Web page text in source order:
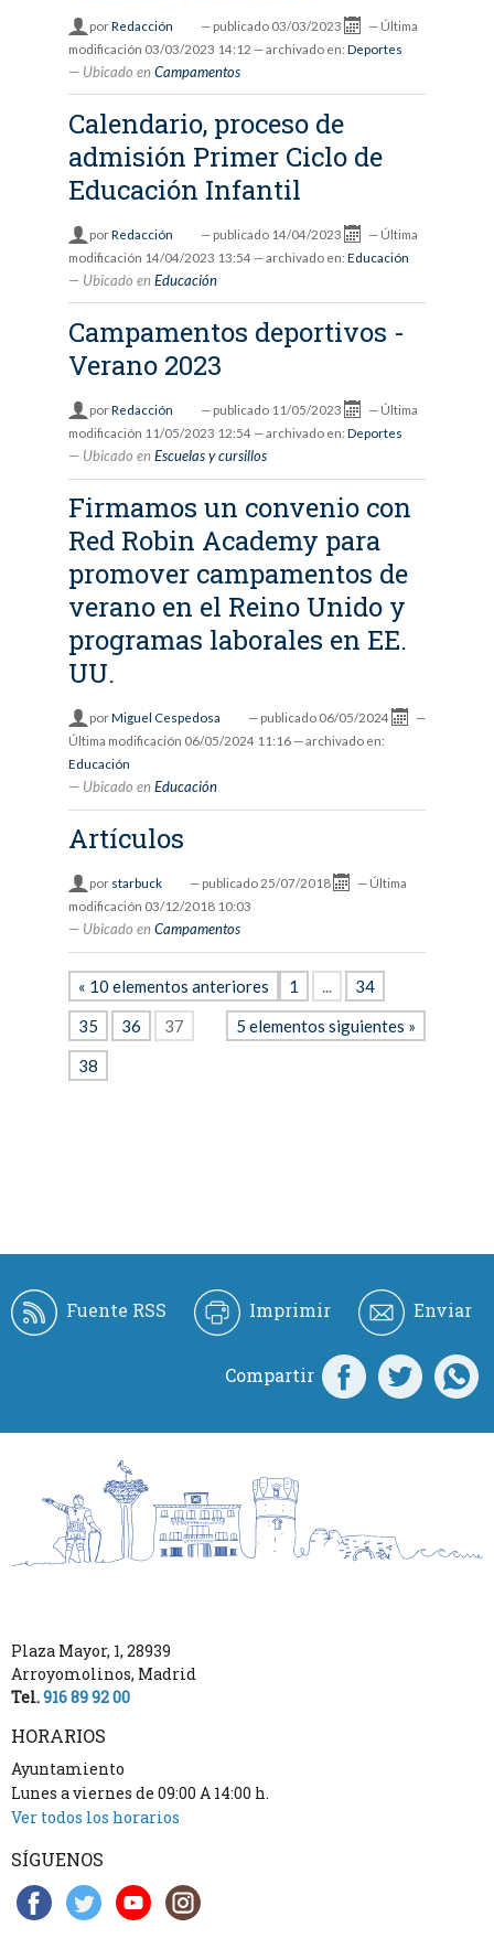
porRedacción — publicado 03/03/2023 — Última
modificación 03/03/2023 14:12 — archivado en: Deportes
Ubicado en Campamentos
Calendario, proceso de
admisión Primer Ciclo de
Educación Infantil
porRedacción — publicado 14/04/2023 — Última
modificación 14/04/2023 13:54 — archivado en: Educación
Ubicado en Educación
Campamentos deportivos -
Verano 2023
porRedacción — publicado 11/05/2023 — Última
modificación 11/05/2023 12:54 — archivado en: Deportes
Ubicado en Escuelas y cursillos
Firmamos un convenio con
Red Robin Academy para
promover campamentos de
verano en el Reino Unido y
programas laborales en EE.
UU.
porMiguel Cespedosa — publicado 06/05/2024
—
Última modificación 06/05/2024 11:16 — archivado en:
Educación
Ubicado en Educación
Artículos
por starbuck — publicado 25/07/2018 — Última
modificación 03/12/2018 10:03
Ubicado en Campamentos
« 10 elementos anteriores
5 elementos siguientes »
1 ...
34
35
36
37
38
Fuente RSS Imprimir Enviar
Compartir
Plaza Mayor, 1, 28939
Arroyomolinos, Madrid
Tel.916 89 92 00
HORARIOS
Ayuntamiento
Lunes a viernes de 09:00 A 14:00 h.
Ver todos los horarios
SÍGUENOS